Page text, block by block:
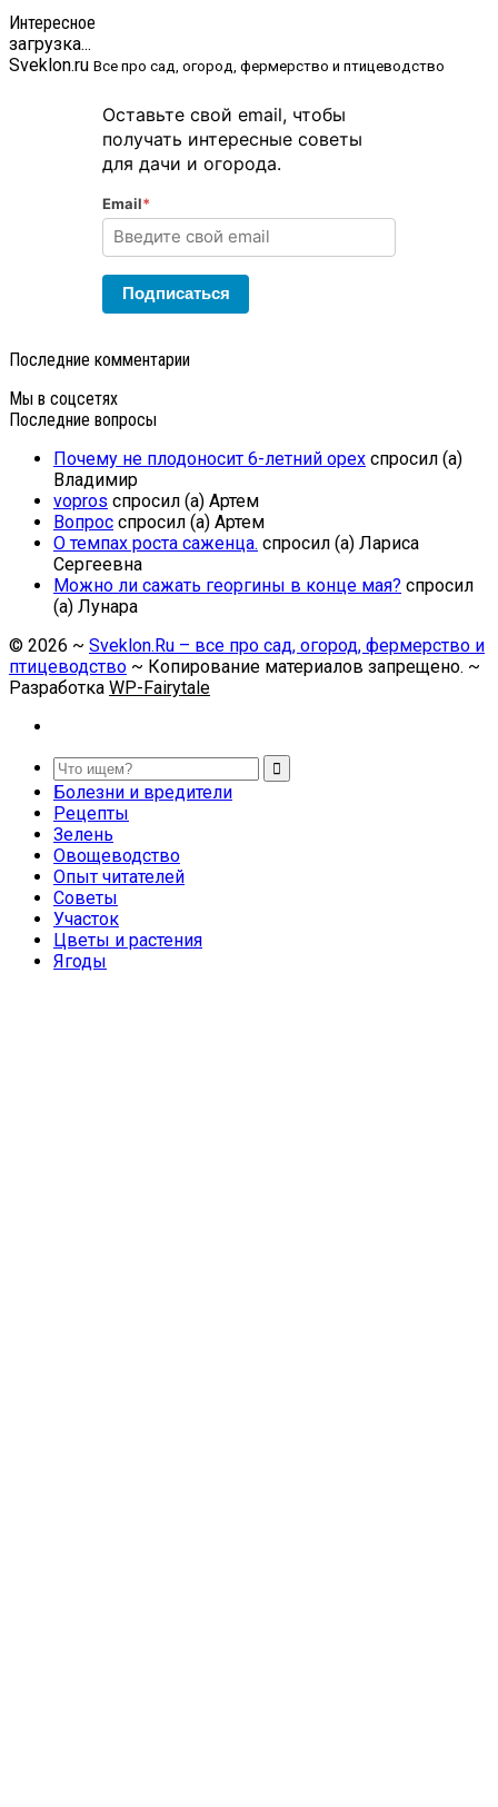
Интересное
загрузка...
Sveklon.ru Все про сад, огород, фермерство и птицеводство
Оставьте свой email, чтобы
получать интересные советы
для дачи и огорода.
Email*
Подписаться
Последние комментарии
Мы в соцсетях
Последние вопросы
Почему не плодоносит 6-летний орех спросил (а)
Владимир
vopros спросил (а) Артем
Вопрос спросил (а) Артем
О темпах роста саженца. спросил (а) Лариса
Сергеевна
Можно ли сажать георгины в конце мая? спросил
(а) Лунара
© 2026 ~ Sveklon.Ru – все про сад, огород, фермерство и
птицеводство ~ Копирование материалов запрещено. ~
Разработка WP-Fairytale
Болезни и вредители
Рецепты
Зелень
Овощеводство
Опыт читателей
Советы
Участок
Цветы и растения
Ягоды